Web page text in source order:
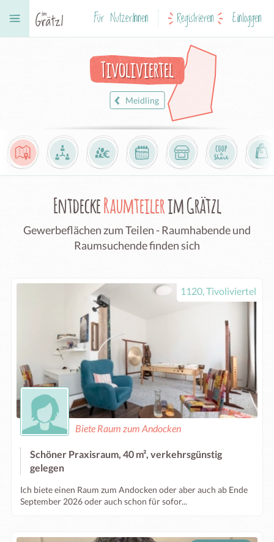
Für NutzerInnen Registrieren Einloggen
Tivoliviertel
Meidling
EntdeckeRaumteilerim Grätzl
Gewerbeflächen zum Teilen - Raumhabende und
Raumsuchende finden sich
1120, Tivoliviertel
Biete Raum zum Andocken
Schöner Praxisraum, 40 m², verkehrsgünstig
gelegen
Ich biete einen Raum zum Andocken oder aber auch ab Ende
September 2026 oder auch schon für sofor...